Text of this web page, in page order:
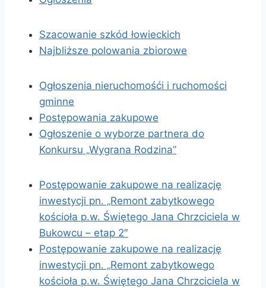
Szacowanie szkód łowieckich
Najbliższe polowania zbiorowe
Ogłoszenia nieruchomośći i ruchomości
gminne
Postępowania zakupowe
Ogłoszenie o wyborze partnera do
Konkursu „Wygrana Rodzina”
Postępowanie zakupowe na realizację
inwestycji pn. „Remont zabytkowego
kościoła p.w. Świętego Jana Chrzciciela w
Bukowcu – etap 2″
Postępowanie zakupowe na realizację
inwestycji pn. „Remont zabytkowego
kościoła p.w. Świętego Jana Chrzciciela w